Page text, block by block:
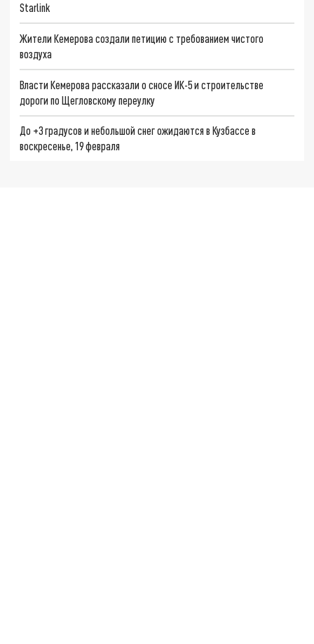
Starlink
Жители Кемерова создали петицию с требованием чистого
воздуха
Власти Кемерова рассказали о сносе ИК-5 и строительстве
дороги по Щегловскому переулку
До +3 градусов и небольшой снег ожидаются в Кузбассе в
воскресенье, 19 февраля